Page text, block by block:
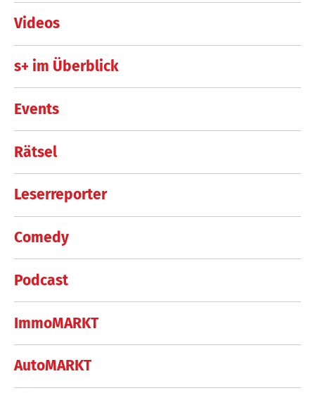
Videos
s+ im Überblick
Events
Rätsel
Leserreporter
Comedy
Podcast
ImmoMARKT
AutoMARKT